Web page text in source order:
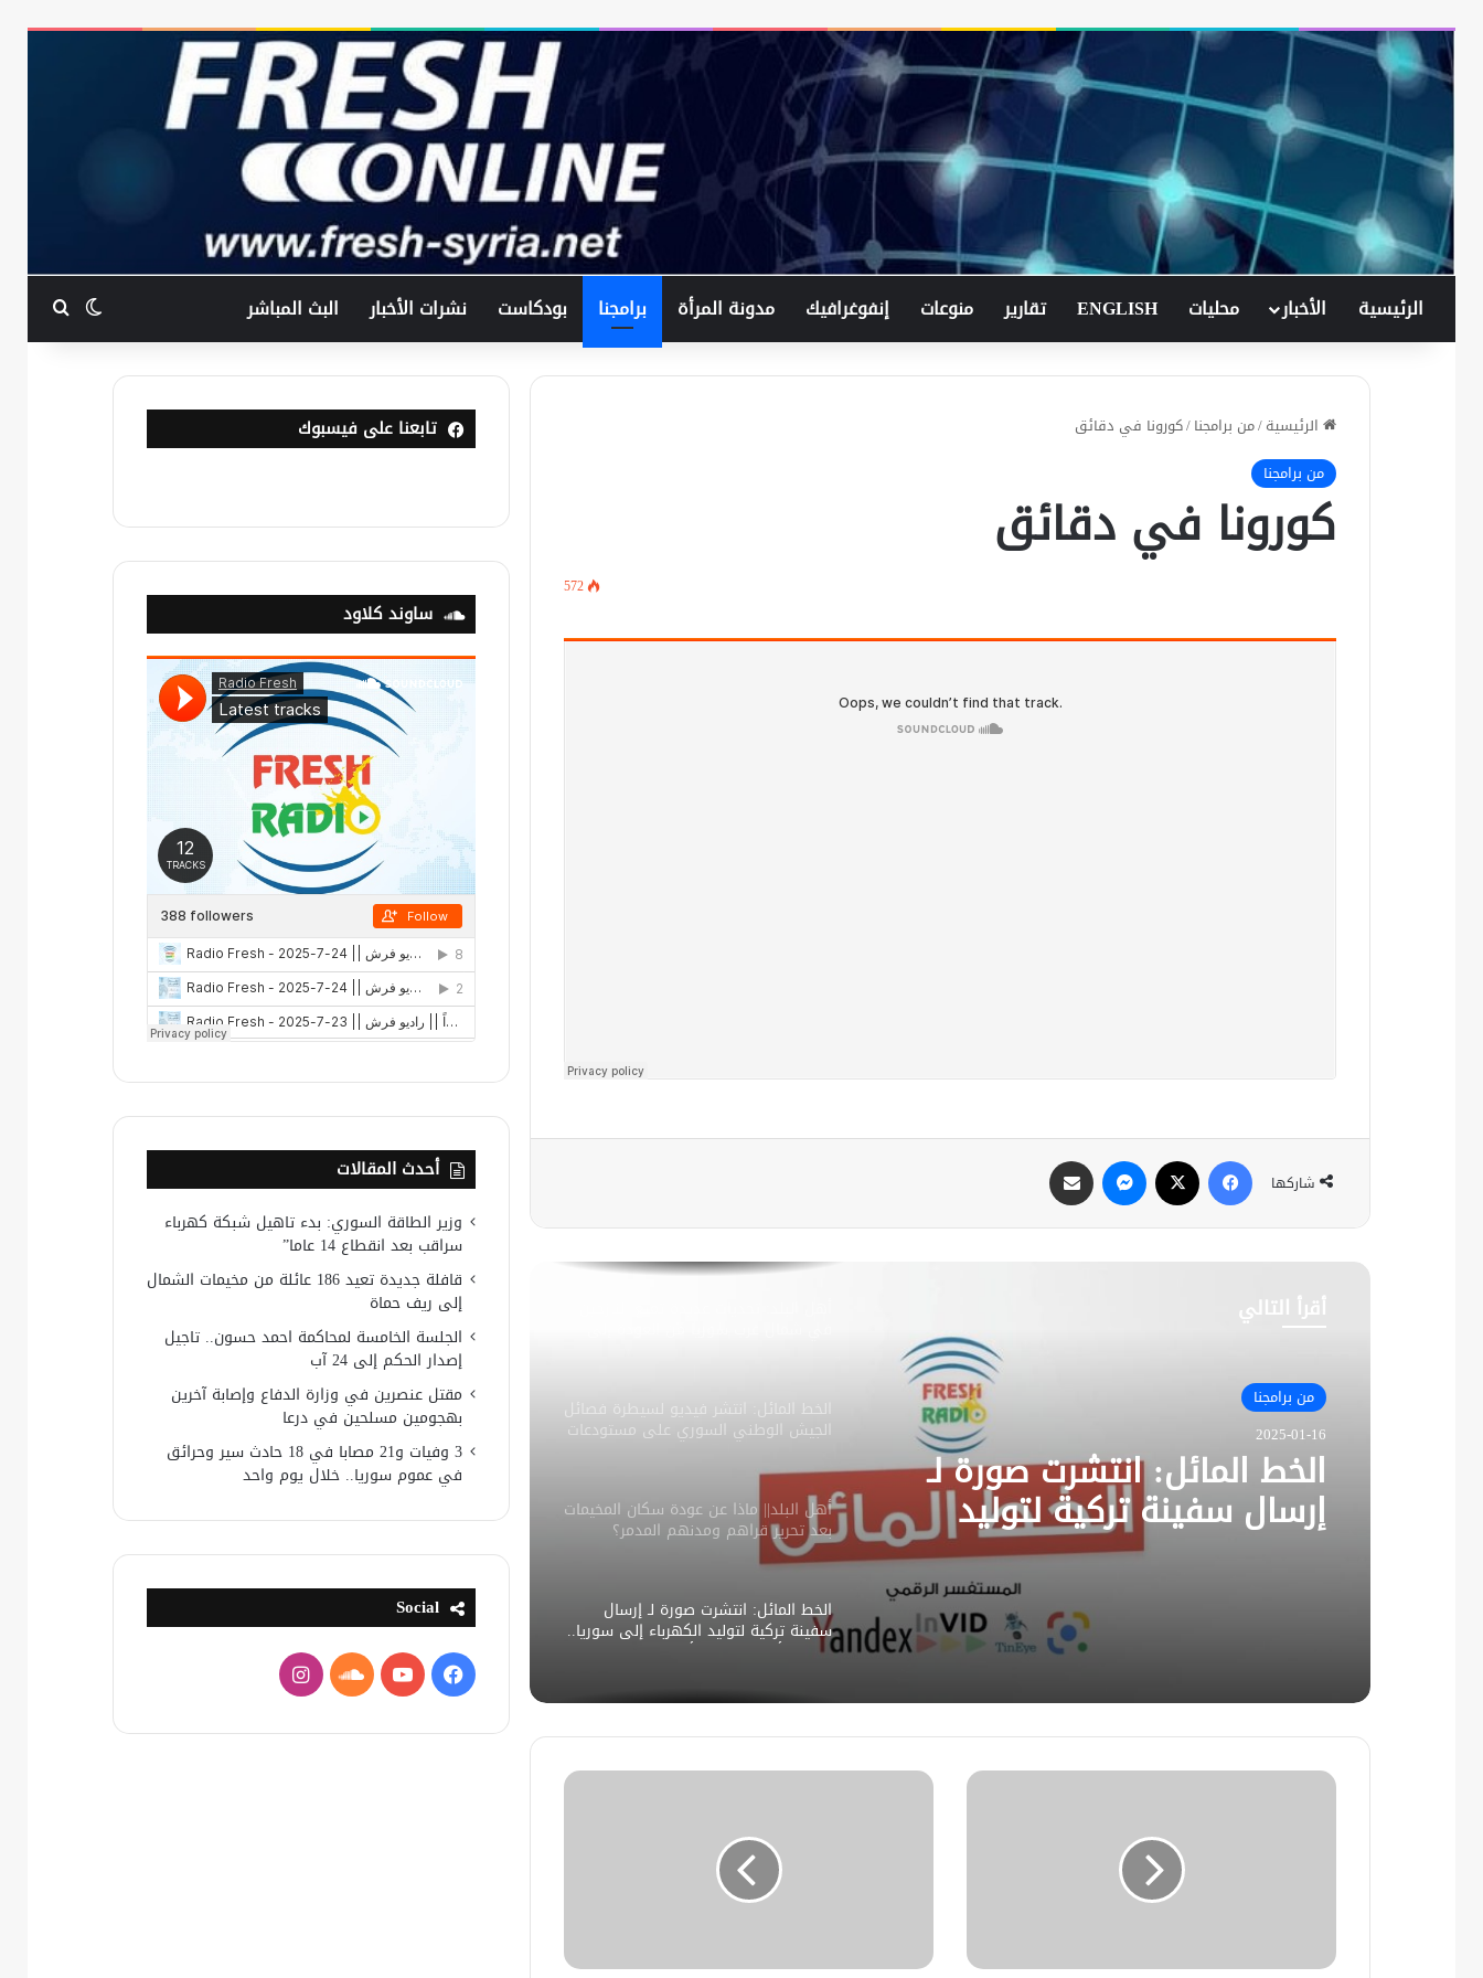
الرئيسية الأخبار محليات ENGLISH تقارير منوعات إنفوغرافيك مدونة المرأة برامجنا بودكاست نشرات الأخبار البث المباشر الوضعبحث
الرئيسية/من برامجنا/كورونا في دقائق
من برامجنا
كورونا في دقائق
572
شاركها
فيسبوك ماسنجر
أقرأ التالي
من برامجنا
2025-01-16
الخط المائل: انتشرت صورة لـ
إرسال سفينة تركية لتوليد
الكهرباء إلى سوريا.. وصورة
أخرى لوصول أول دفعة من
الطائرات المروحية إلى سوريا
الخط المائل: انتشرت صورة لـ إرسال
ماهي الحلول لمساعدة سكان المخيمات؟
هيئة الأمر بالمعروف والنهي عن المنكر
التركي يرفع علم بلاده على جبال
الخط المائل: انتشر فيديو لسيطرة فصائل
الجيش الوطني السوري على مستودعات
للذخيرة شمال شرق حلب
أهل البلد|| ماذا عن عودة سكان المخيمات
بعد تحرير قراهم ومدنهم المدمر؟
الأستاذ “ساري رحمون” يتحدث (لأهل
البلد) عن واقع المخيمات واحتمالات
الخط المائل: انتشرت صورة لـ إرسال
سفينة تركية لتوليد الكهرباء إلى سوريا..
وصورة أخرى لوصول أول دفعة من
الخط المائل || انتشر على مواقع التواصل
الاجتماعي خبراً لتصريح قائد “قوات سوريا
لقوات حكومة دمشق الجديدة الانتشار
شرق السودان.. هل هذه الأخبار صحيحة؟
الوطني السوري” يخطئ باستخدام
طائرة بدون طيار
تابعنا على فيسبوك
ساوند كلاود
أحدث المقالات
وزير الطاقة السوري: بدء تاهيل شبكة كهرباء
سراقب بعد انقطاع 14 عاما”
قافلة جديدة تعيد 186 عائلة من مخيمات الشمال
إلى ريف حماة
الجلسة الخامسة لمحاكمة احمد حسون.. تاجيل
إصدار الحكم إلى 24 آب
مقتل عنصرين في وزارة الدفاع وإصابة آخرين
بهجومين مسلحين في درعا
3 وفيات و21 مصابا في 18 حادث سير وحرائق
في عموم سوريا.. خلال يوم واحد
Social
فيسبوكيوتيوبساوندانستقرام